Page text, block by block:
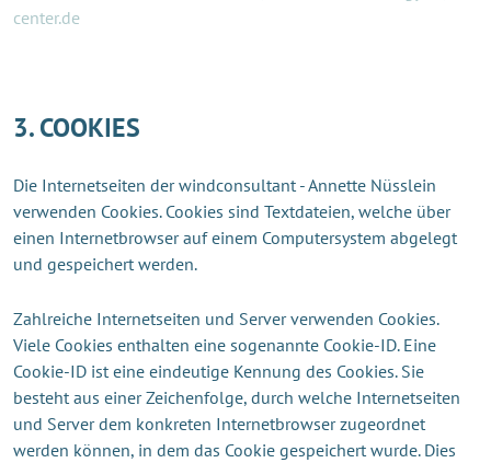
center.de
3. COOKIES
Die Internetseiten der windconsultant - Annette Nüsslein
verwenden Cookies. Cookies sind Textdateien, welche über
einen Internetbrowser auf einem Computersystem abgelegt
und gespeichert werden.
Zahlreiche Internetseiten und Server verwenden Cookies.
Viele Cookies enthalten eine sogenannte Cookie-ID. Eine
Cookie-ID ist eine eindeutige Kennung des Cookies. Sie
besteht aus einer Zeichenfolge, durch welche Internetseiten
und Server dem konkreten Internetbrowser zugeordnet
werden können, in dem das Cookie gespeichert wurde. Dies